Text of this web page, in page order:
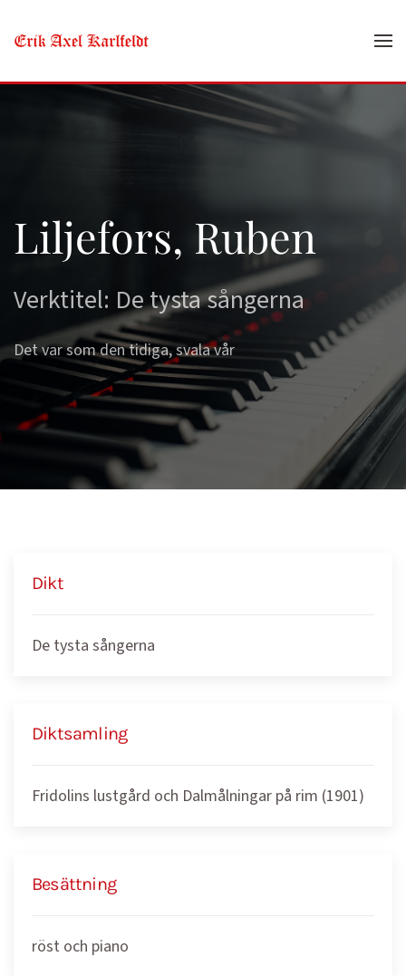
Skip to main content
Liljefors, Ruben
Verktitel: De tysta sångerna
Det var som den tidiga, svala vår
Dikt
De tysta sångerna
Diktsamling
Fridolins lustgård och Dalmålningar på rim (1901)
Besättning
röst och piano